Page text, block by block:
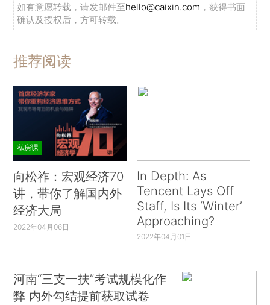
如有意愿转载，请发邮件至hello@caixin.com ，获得书面
确认及授权后，方可转载。
推荐阅读
私房课
向松祚：宏观经济70
讲，带你了解国内外
经济大局
2022年04月06日
In Depth: As
Tencent Lays Off
Staff, Is Its ‘Winter’
Approaching?
2022年04月01日
河南“三支一扶”考试规模化作
弊 内外勾结提前获取试卷